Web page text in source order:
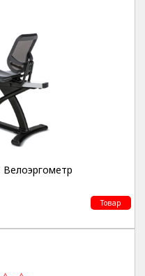
Велоэргометр
Товар